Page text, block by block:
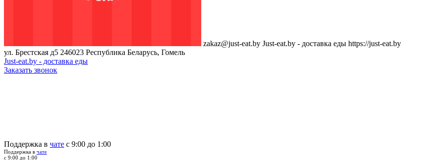
zakaz@just-eat.by Just-eat.by - доставка еды https://just-eat.by
ул. Брестская д5 246023 Республика Беларусь, Гомель
Just-eat.by - доставка еды
Заказать звонок
Поддержка в чате с 9:00 до 1:00
Поддержка в чате
с 9:00 до 1:00